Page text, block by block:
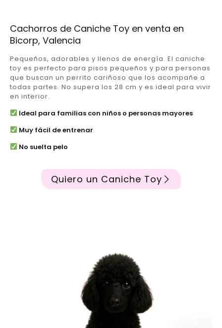
Cachorros de Caniche Toy en venta en
Bicorp, Valencia
Pequeños, adorables y llenos de energía. El caniche
toy es perfecto para pisos pequeños y para personas
que buscan un perrito cariñoso que los acompañe a
todas partes. No supera los 28 cm y es ideal para vivir
en interior.
Ideal para familias con niños o personas mayores
Muy fácil de entrenar
No suelta pelo
Quiero un Caniche Toy